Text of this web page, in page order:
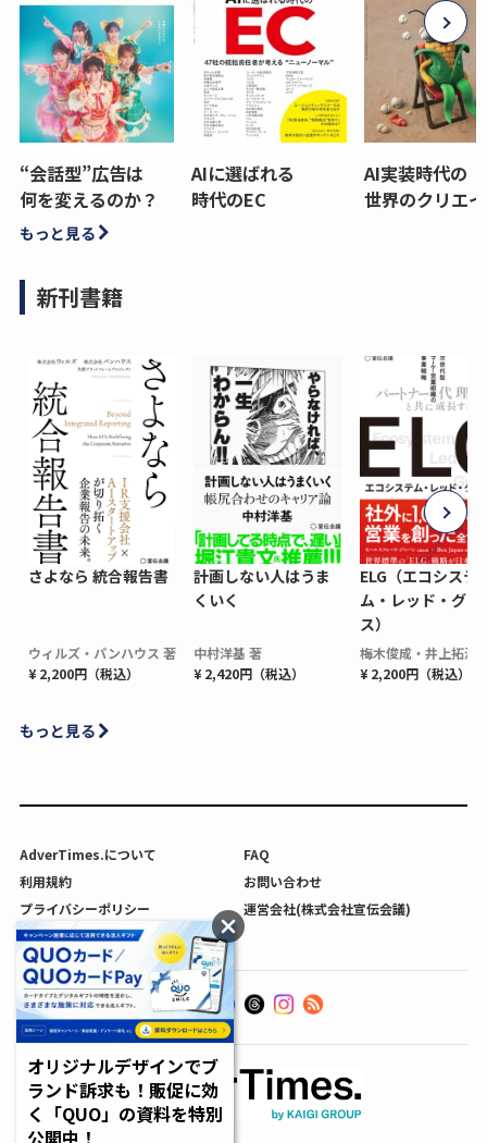
“会話型”広告は
何を変えるのか？
AIに選ばれる
時代のEC
AI実装時代の
世界のクリエ
もっと見る
新刊書籍
さよなら 統合報告書
ウィルズ・パンハウス 著
¥ 2,200円（税込）
計画しない人はうま
くいく
中村洋基 著
¥ 2,420円（税込）
ELG（エコシステ
ム・レッド・グロ
ス）
梅木俊成・井上拓海
¥ 2,200円（税込）
もっと見る
AdverTimes.について
FAQ
利用規約
お問い合わせ
プライバシーポリシー
運営会社(株式会社宣伝会議)
利用者情報の外部送信について
オリジナルデザインでブ
ランド訴求も！販促に効
く「QUO」の資料を特別
公開中！